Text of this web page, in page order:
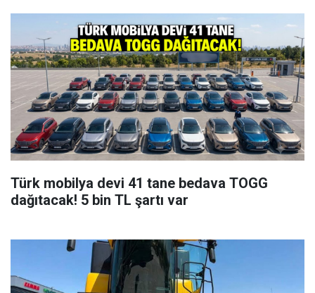
Türk mobilya devi 41 tane bedava TOGG
dağıtacak! 5 bin TL şartı var